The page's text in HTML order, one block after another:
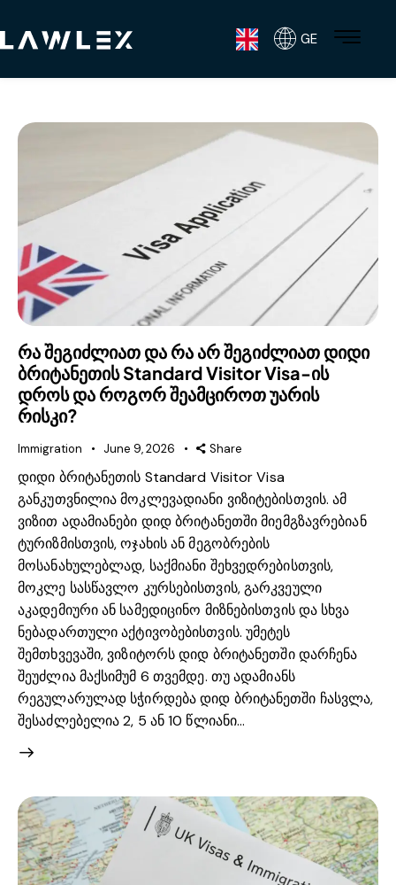
GE
რა შეგიძლიათ და რა არ შეგიძლიათ დიდი
ბრიტანეთის Standard Visitor Visa-ის
დროს და როგორ შეამციროთ უარის
რისკი?
Immigration June 9, 2026 Share
დიდი ბრიტანეთის Standard Visitor Visa
განკუთვნილია მოკლევადიანი ვიზიტებისთვის. ამ
ვიზით ადამიანები დიდ ბრიტანეთში მიემგზავრებიან
ტურიზმისთვის, ოჯახის ან მეგობრების
მოსანახულებლად, საქმიანი შეხვედრებისთვის,
მოკლე სასწავლო კურსებისთვის, გარკვეული
აკადემიური ან სამედიცინო მიზნებისთვის და სხვა
ნებადართული აქტივობებისთვის. უმეტეს
შემთხვევაში, ვიზიტორს დიდ ბრიტანეთში დარჩენა
შეუძლია მაქსიმუმ 6 თვემდე. თუ ადამიანს
რეგულარულად სჭირდება დიდ ბრიტანეთში ჩასვლა,
შესაძლებელია 2, 5 ან 10 წლიანი…